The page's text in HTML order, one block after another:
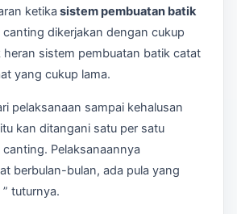
ketika sistem pembuatan batik
dikerjakan dengan cukup
sistem pembuatan batik catat
yang cukup lama.
pelaksanaan sampai kehalusan
kan ditangani satu per satu
Pelaksanaannya
berbulan-bulan, ada pula yang
tuturnya.